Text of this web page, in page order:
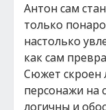
Антон сам
только
настолько
как сам
Сюжет скроен
персонажи на
логичны и